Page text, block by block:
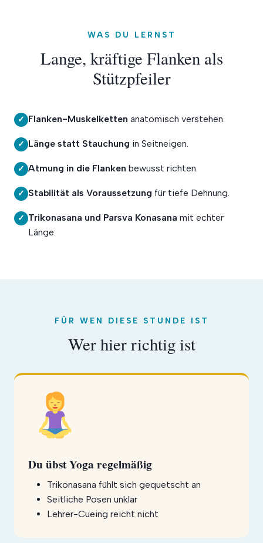
WAS DU LERNST
Lange, kräftige Flanken als
Stützpfeiler
✓ Flanken-Muskelketten anatomisch verstehen.
✓ Länge statt Stauchung in Seitneigen.
✓ Atmung in die Flanken bewusst richten.
✓ Stabilität als Voraussetzung für tiefe Dehnung.
✓ Trikonasana und Parsva Konasana mit echter
Länge.
FÜR WEN DIESE STUNDE IST
Wer hier richtig ist
Du übst Yoga regelmäßig
Trikonasana fühlt sich gequetscht an
Seitliche Posen unklar
Lehrer-Cueing reicht nicht